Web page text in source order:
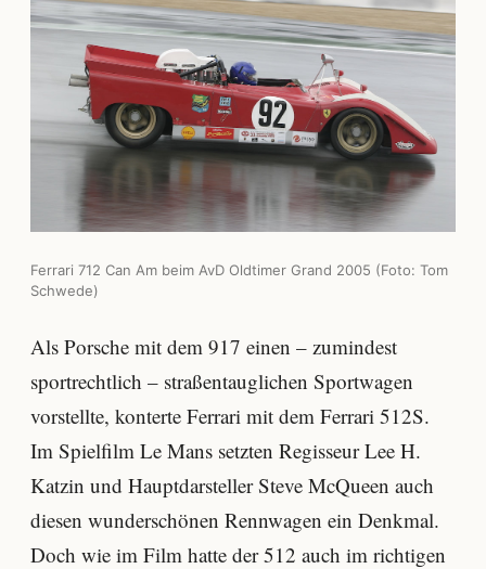
Ferrari 712 Can Am beim AvD Oldtimer Grand 2005 (Foto: Tom
Schwede)
Als Porsche mit dem 917 einen – zumindest
sportrechtlich – straßentauglichen Sportwagen
vorstellte, konterte Ferrari mit dem Ferrari 512S.
Im Spielfilm Le Mans setzten Regisseur Lee H.
Katzin und Hauptdarsteller Steve McQueen auch
diesen wunderschönen Rennwagen ein Denkmal.
Doch wie im Film hatte der 512 auch im richtigen